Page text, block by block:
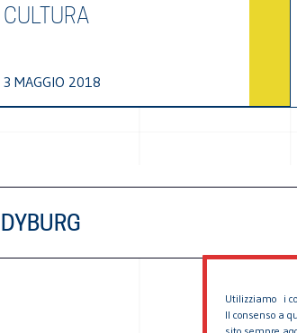
Utilizziamo i
Il consenso a
CULTURA
3 MAGGIO 2018